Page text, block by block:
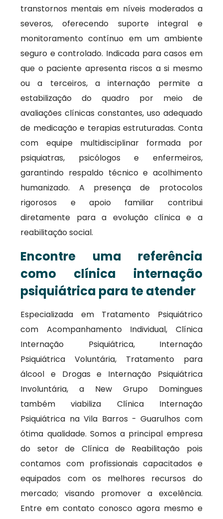
transtornos mentais em níveis moderados a
severos, oferecendo suporte integral e
monitoramento contínuo em um ambiente
seguro e controlado. Indicada para casos em
que o paciente apresenta riscos a si mesmo
ou a terceiros, a internação permite a
estabilização do quadro por meio de
avaliações clínicas constantes, uso adequado
de medicação e terapias estruturadas. Conta
com equipe multidisciplinar formada por
psiquiatras, psicólogos e enfermeiros,
garantindo respaldo técnico e acolhimento
humanizado. A presença de protocolos
rigorosos e apoio familiar contribui
diretamente para a evolução clínica e a
reabilitação social.
Encontre uma referência
como clínica internação
psiquiátrica para te atender
Especializada em Tratamento Psiquiátrico
com Acompanhamento Individual, Clínica
Internação Psiquiátrica, Internação
Psiquiátrica Voluntária, Tratamento para
álcool e Drogas e Internação Psiquiátrica
Involuntária, a New Grupo Domingues
também viabiliza Clínica Internação
Psiquiátrica na Vila Barros - Guarulhos com
ótima qualidade. Somos a principal empresa
do setor de Clínica de Reabilitação pois
contamos com profissionais capacitados e
equipados com os melhores recursos do
mercado; visando promover a excelência.
Entre em contato conosco agora mesmo e